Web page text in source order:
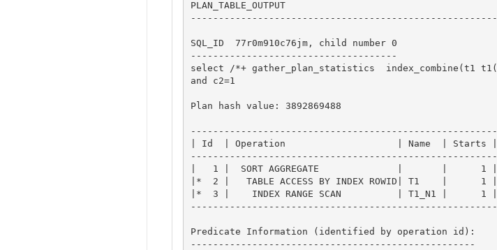
PLAN_TABLE_OUTPUT
SQL_ID  77r0m910c76jm, child number 0
-------------------------------------
select /*+ gather_plan_statistics  index_combine(t1
and c2=1
Plan hash value: 3892869488
| Id  | Operation                    | Name  | Starts | E-
|   1 |  SORT AGGREGATE              |       |
|*  2 |   TABLE ACCESS BY INDEX ROWID| T1
|*  3 |    INDEX RANGE SCAN          | T1_N1 |
Predicate Information (identified by operation id):
---------------------------------------------------